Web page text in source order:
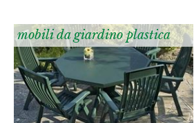
mobili da giardino plastica